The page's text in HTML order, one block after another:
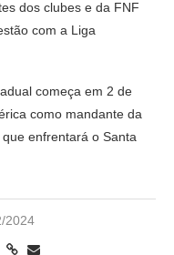
dos clubes e da FNF
com a Liga
começa em 2 de
como mandante da
enfrentará o Santa
2024